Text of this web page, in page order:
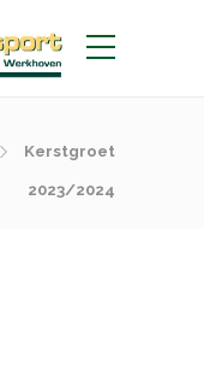
Kerstgroet
2023/2024